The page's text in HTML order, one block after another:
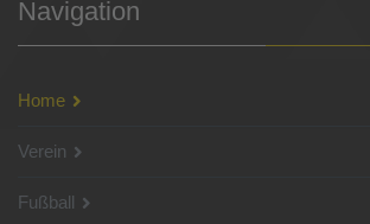
Navigation
Home
Verein
Fußball